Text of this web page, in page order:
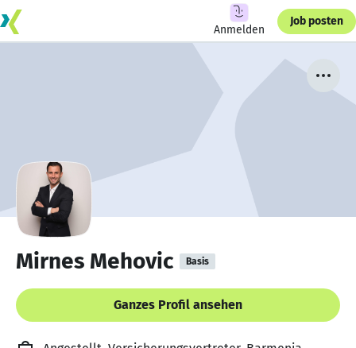
Anmelden
Job posten
Mirnes Mehovic Basis
Ganzes Profil ansehen